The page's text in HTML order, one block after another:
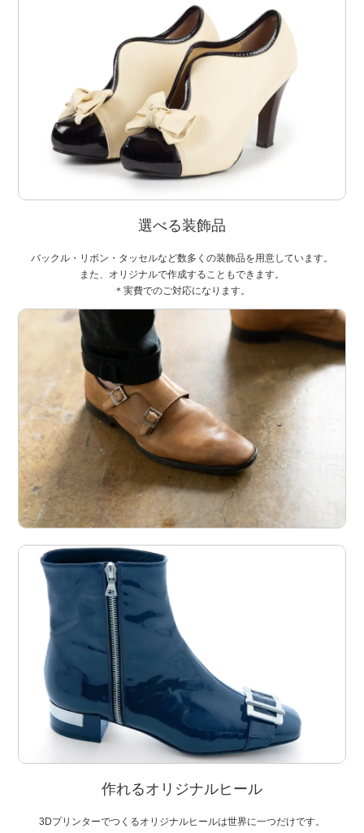
選べる装飾品
バックル・リボン・タッセルなど数多くの装飾品を用意しています。
また、オリジナルで作成することもできます。
＊実費でのご対応になります。
作れるオリジナルヒール
3Dプリンターでつくるオリジナルヒールは世界に一つだけです。